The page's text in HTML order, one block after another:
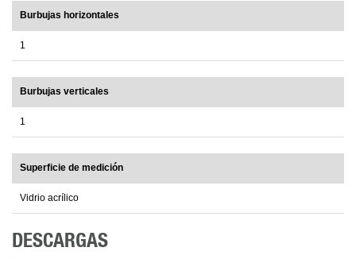
Burbujas horizontales
1
Burbujas verticales
1
Superficie de medición
Vidrio acrílico
DESCARGAS